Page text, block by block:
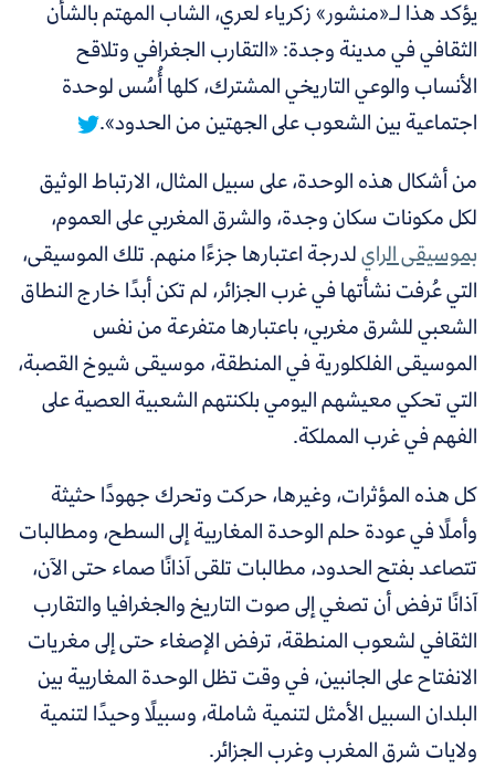
يؤكد هذا لـ«منشور» زكرياء لعري، الشاب المهتم بالشأن
الثقافي في مدينة وجدة:«التقارب الجغرافي وتلاقح
الأنساب والوعي التاريخي المشترك، كلها أُسُس لوحدة
اجتماعية بين الشعوب على الجهتين من الحدود».
من أشكال هذه الوحدة، على سبيل المثال، الارتباط الوثيق
لكل مكونات سكان وجدة، والشرق المغربي على العموم،
بموسيقى الرايلدرجة اعتبارها جزءًا منهم. تلك الموسيقى،
التي عُرفت نشأتها في غرب الجزائر، لم تكن أبدًا خارج النطاق
الشعبي للشرق مغربي، باعتبارها متفرعة من نفس
الموسيقى الفلكلورية في المنطقة، موسيقى شيوخ القصبة،
التي تحكي معيشهم اليومي بلكنتهم الشعبية العصية على
الفهم في غرب المملكة.
كل هذه المؤثرات، وغيرها، حركت وتحرك جهودًا حثيثة
وأملًا في عودة حلم الوحدة المغاربية إلى السطح، ومطالبات
تتصاعد بفتح الحدود، مطالبات تلقى آذانًا صماء حتى الآن،
آذانًا ترفض أن تصغي إلى صوت التاريخ والجغرافيا والتقارب
الثقافي لشعوب المنطقة، ترفض الإصغاء حتى إلى مغريات
الانفتاح على الجانبين، في وقت تظل الوحدة المغاربية بين
البلدان السبيل الأمثل لتنمية شاملة، وسبيلًا وحيدًا لتنمية
ولايات شرق المغرب وغرب الجزائر.